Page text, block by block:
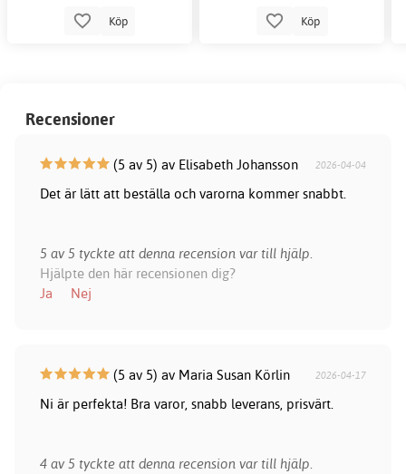
Köp Köp
Recensioner
(5 av 5) av Elisabeth Johansson 2026-04-04
Det är lätt att beställa och varorna kommer snabbt.
5 av 5 tyckte att denna recension var till hjälp.
Hjälpte den här recensionen dig?
Ja
Nej
(5 av 5) av Maria Susan Körlin 2026-04-17
Ni är perfekta! Bra varor, snabb leverans, prisvärt.
4 av 5 tyckte att denna recension var till hjälp.